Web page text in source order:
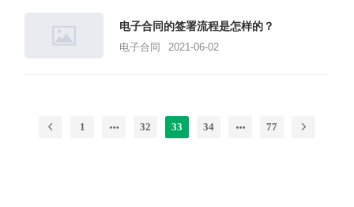
电子合同的签署流程是怎样的？
电子合同 2021-06-02
1 32 33 34 77